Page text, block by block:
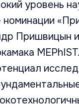
уровень
номинации
Пришвицын